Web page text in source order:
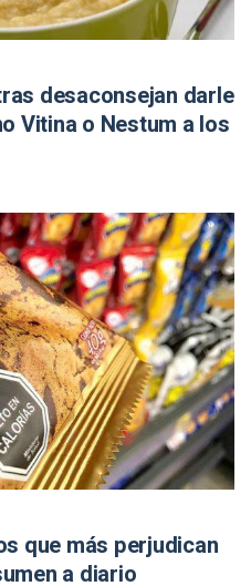
desaconsejan darle
Vitina o Nestum a los
que más perjudican
a diario